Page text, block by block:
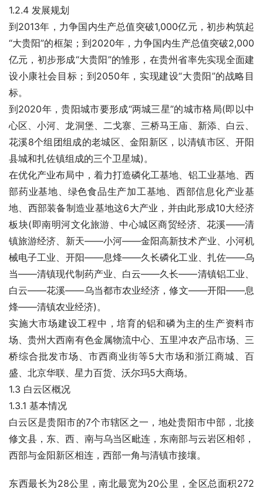
1.2.4 发展规划
到2013年，力争国内生产总值突破1,000亿元，初步构筑起
“大贵阳”的框架；到2020年，力争国内生产总值突破2,000
亿元，初步形成“大贵阳”的雏形，在贵州省率先实现全面建
设小康社会目标；到2050年，实现建设“大贵阳”的战略目
标。
到2020年，贵阳城市要形成“两城三星”的城市格局(即以中
心区、小河、龙洞堡、二戈寨、三桥马王庙、新添、白云、
花溪8个组团组成的老城区、金阳新区，以清镇市区、开阳
县城和扎佐镇组成的三个卫星城)。
在优化产业布局中，着力打造磷化工基地、铝工业基地、西
部药业基地、绿色食品生产加工基地、西部信息化产业基
地、西部装备制造业基地这6大产业，并由此形成10大经济
板块(即南明河文化旅游、中心城区商贸经济、花溪——清
镇旅游经济、新天——小河——金阳高新技术产业、小河机
械电子工业、开阳——息烽——久长磷化工业、扎佐——乌
当——清镇现代制药产业、白云——久长——清镇铝工业、
白云——花溪——乌当都市农业经济，修文——开阳——息
烽——清镇农业经济)。
实施大市场建设工程中，培育的铝和磷为主的生产资料市
场、贵州大西南有色金属物流中心、五里冲农产品市场、三
桥综合批发市场、市西商业街等5大市场和浙江商城、百
盛、北京华联、星力百货、沃尔玛5大商场。
1.3 白云区概况
1.3.1 基本情况
白云区是贵阳市的7个市辖区之一，地处贵阳市中部，北接
修文县，东、西、南与乌当区毗连，东南部与云岩区相邻，
西部与金阳新区相连，西部一角与清镇市接壤。
东西最长为28公里，南北最宽为20公里，全区总面积272